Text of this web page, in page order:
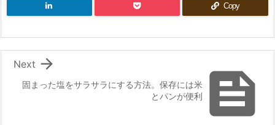
Copy

固まった塩をサラサラにする方法。保存には米
とパンが便利

Next